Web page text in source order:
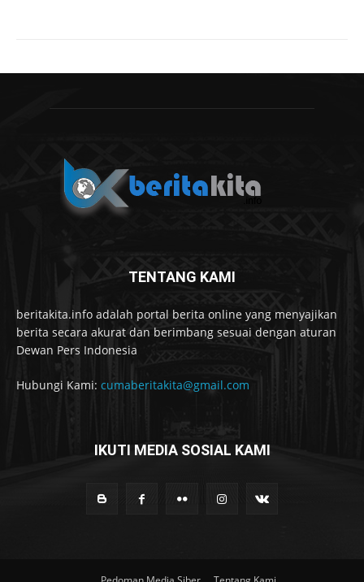
TENTANG KAMI
beritakita.info adalah portal berita online yang menyajikan
berita secara akurat dan berimbang sesuai dengan aturan
Dewan Pers Indonesia
Hubungi Kami: cumaberitakita@gmail.com
IKUTI MEDIA SOSIAL KAMI